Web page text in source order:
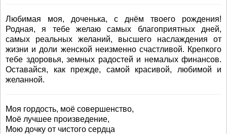
Любимая моя, доченька, с днём твоего рождения!
Родная, я тебе желаю самых благоприятных дней,
самых реальных желаний, высшего наслаждения от
жизни и доли женской неизменно счастливой. Крепкого
тебе здоровья, земных радостей и немалых финансов.
Оставайся, как прежде, самой красивой, любимой и
желанной.
Моя гордость, моё совершенство,
Моё лучшее произведение,
Мою дочку от чистого сердца